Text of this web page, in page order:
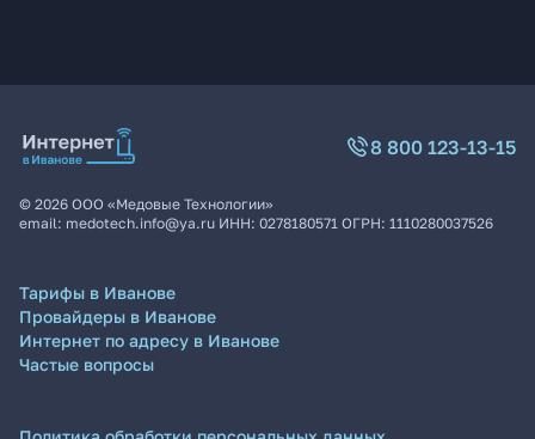
8 800 123-13-15
© 2026 ООО «Медовые Технологии»
email: medotech.info@ya.ru ИНН: 0278180571 ОГРН: 1110280037526
Тарифы в Иванове
Провайдеры в Иванове
Интернет по адресу в Иванове
Частые вопросы